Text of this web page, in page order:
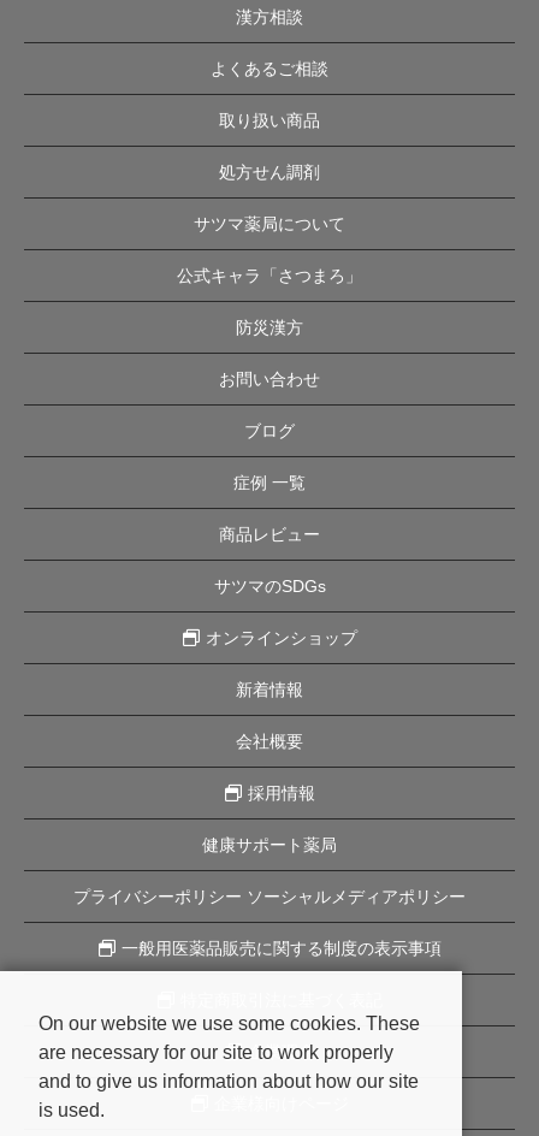
漢方相談
よくあるご相談
取り扱い商品
処方せん調剤
サツマ薬局について
公式キャラ「さつまろ」
防災漢方
お問い合わせ
ブログ
症例 一覧
商品レビュー
サツマのSDGs
オンラインショップ
新着情報
会社概要
採用情報
健康サポート薬局
プライバシーポリシー ソーシャルメディアポリシー
一般用医薬品販売に関する制度の表示事項
企業理念
On our website we use some cookies. These
are necessary for our site to work properly
and to give us information about how our site
is used.